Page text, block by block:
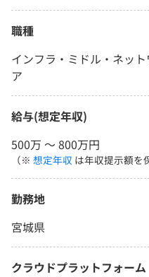
職種
インフラ・ミドル・ネッ
ア
給与(想定年収)
500万 〜 800万円
（※ 想定年収 は年収提示額を
勤務地
宮城県
クラウドプラットフォーム